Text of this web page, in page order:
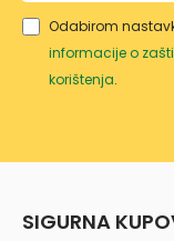
Odabirom
informacije o
korištenja.
SIGURNA